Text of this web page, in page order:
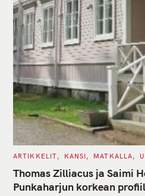
C
T
E
G
O
ARTIKKELIT KANSI MATKALLA
Thomas Zilliacus ja Saimi
Punkaharjun korkean